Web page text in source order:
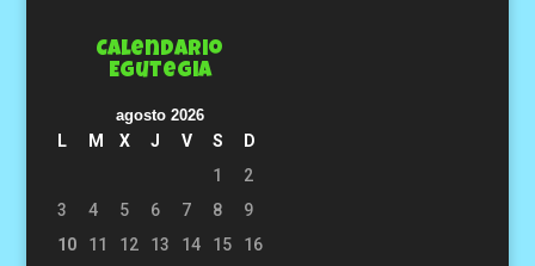
Calendario
Egutegia
agosto 2026
L M X J V S
D
1
2
3
4 5 6 7 8
9
10
11 12 13 14 15
16